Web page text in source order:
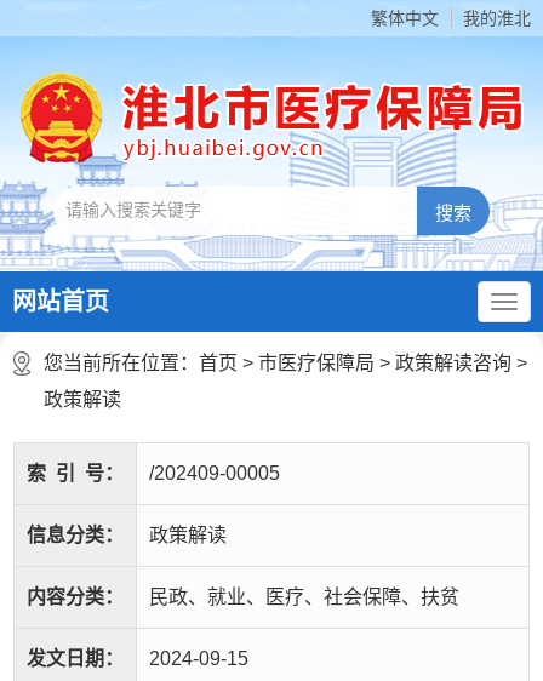
繁体中文 我的淮北
网站首页
您当前所在位置： 首页 > 市医疗保障局 > 政策解读咨询 >
政策解读
索 引 号： /202409-00005
信息分类： 政策解读
内容分类： 民政、就业、医疗、社会保障、扶贫
发文日期： 2024-09-15